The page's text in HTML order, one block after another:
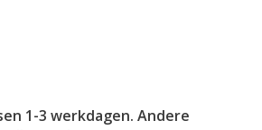
1-3 werkdagen. Andere